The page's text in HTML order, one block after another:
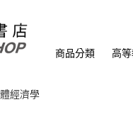
商品分類 高
經濟學